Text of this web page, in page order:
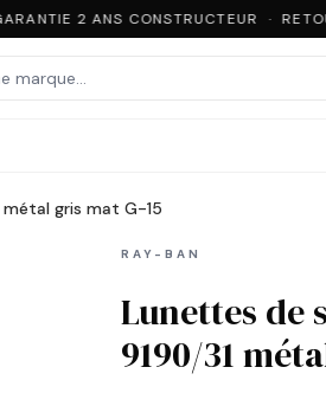
2 ANS CONSTRUCTEUR ·
métal gris mat G-15
RAY-BAN
Lunettes de
9190/31